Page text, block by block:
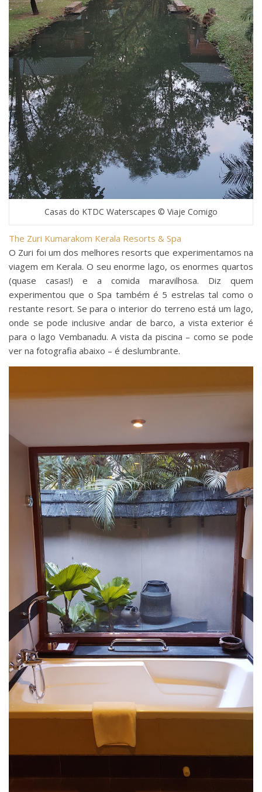
Casas do KTDC Waterscapes © Viaje Comigo
The Zuri Kumarakom Kerala Resorts & Spa
O Zuri foi um dos melhores resorts que experimentamos na
viagem em Kerala. O seu enorme lago, os enormes quartos
(quase casas!) e a comida maravilhosa. Diz quem
experimentou que o Spa também é 5 estrelas tal como o
restante resort. Se para o interior do terreno está um lago,
onde se pode inclusive andar de barco, a vista exterior é
para o lago Vembanadu. A vista da piscina – como se pode
ver na fotografia abaixo – é deslumbrante.